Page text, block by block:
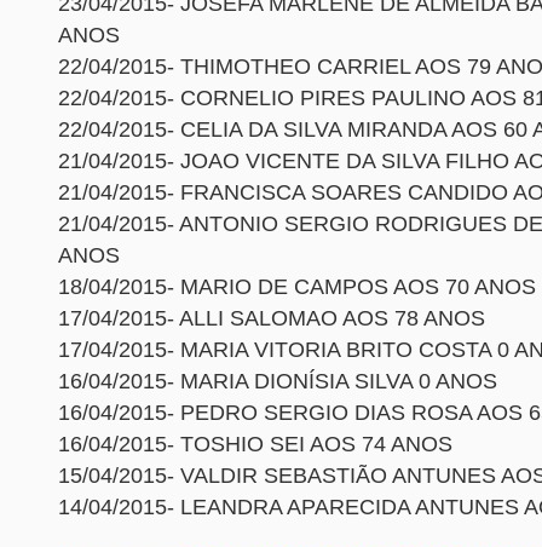
ANOS
22/04/2015- THIMOTHEO CARRIEL AOS 79
22/04/2015- CORNELIO PIRES PAULINO AOS
22/04/2015- CELIA DA SILVA MIRANDA AOS 60
21/04/2015- JOAO VICENTE DA SILVA FILHO
21/04/2015- FRANCISCA SOARES CANDIDO
21/04/2015- ANTONIO SERGIO RODRIGUES
ANOS
18/04/2015- MARIO DE CAMPOS AOS 70 ANOS
17/04/2015- ALLI SALOMAO AOS 78 ANOS
17/04/2015- MARIA VITORIA BRITO COSTA 0
16/04/2015- MARIA DIONÍSIA SILVA 0 ANOS
16/04/2015- PEDRO SERGIO DIAS ROSA AOS
16/04/2015- TOSHIO SEI AOS 74 ANOS
15/04/2015- VALDIR SEBASTIÃO ANTUNES
14/04/2015- LEANDRA APARECIDA ANTUNES